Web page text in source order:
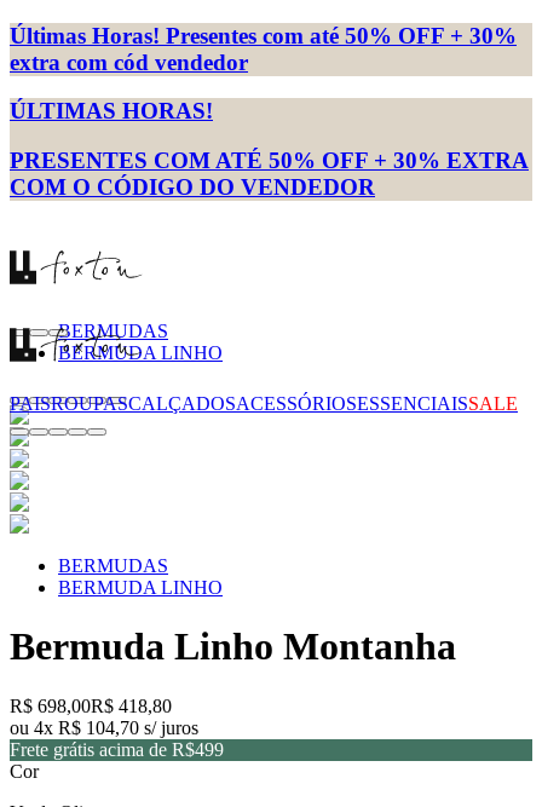
Últimas Horas! Presentes com até 50% OFF + 30%
extra com cód vendedor
ÚLTIMAS HORAS!
PRESENTES COM ATÉ 50% OFF + 30% EXTRA
COM O CÓDIGO DO VENDEDOR
PAISROUPASCALÇADOSACESSÓRIOSESSENCIAISSALE
BERMUDAS
BERMUDA LINHO
BERMUDAS
BERMUDA LINHO
Bermuda Linho Montanha
R$ 698,00R$ 418,80
ou 4x R$ 104,70 s/ juros
Frete grátis acima de R$499
Cor